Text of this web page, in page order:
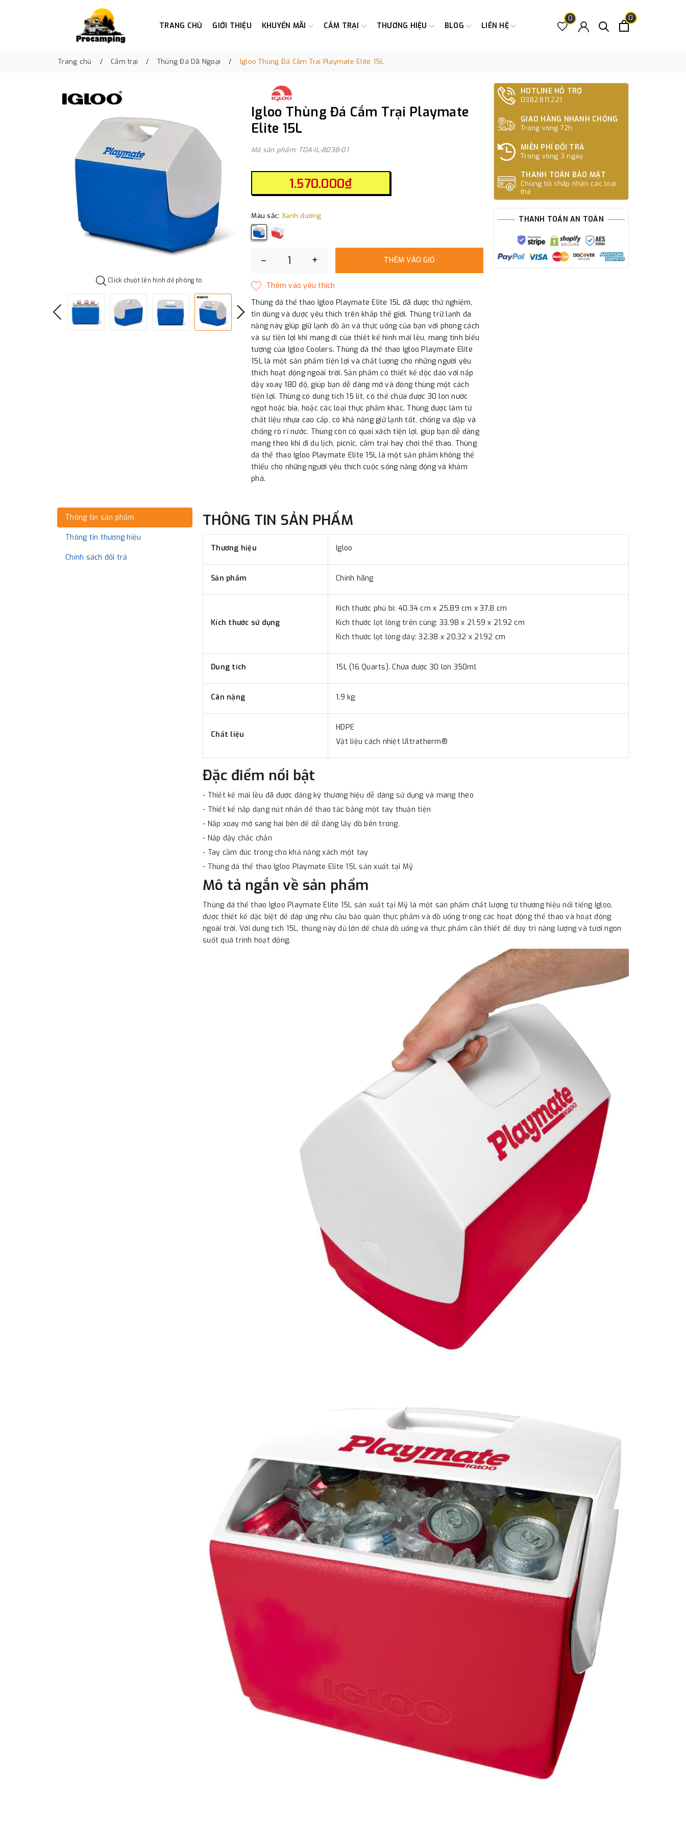
TRANG CHỦ GIỚI THIỆU KHUYẾN MÃI CẮM TRẠI THƯƠNG HIỆU BLOG LIÊN HỆ
0 0
Trang chủ Cắm trại Thùng Đá Dã Ngoại Igloo Thùng Đá Cắm Trại Playmate Elite 15L
Click chuột lên hình để phóng to
Igloo Thùng Đá Cắm Trại Playmate
Elite 15L
Mã sản phẩm: TDA-IL-8038-01
1.570.000₫
Màu sắc: Xanh dương
– + THÊM VÀO GIỎ
Thùng đá thể thao Igloo Playmate Elite 15L đã được thử nghiệm,
tin dùng và được yêu thích trên khắp thế giới. Thùng trữ lạnh đa
năng này giúp giữ lạnh đồ ăn và thức uống của bạn với phong cách
và sự tiện lợi khi mang đi của thiết kế hình mái lều, mang tính biểu
tượng của Igloo Coolers. Thùng đá thể thao Igloo Playmate Elite
15L là một sản phẩm tiện lợi và chất lượng cho những người yêu
thích hoạt động ngoài trời. Sản phẩm có thiết kế độc đáo với nắp
đậy xoay 180 độ, giúp bạn dễ dàng mở và đóng thùng một cách
tiện lợi. Thùng có dung tích 15 lít, có thể chứa được 30 lon nước
ngọt hoặc bia, hoặc các loại thực phẩm khác. Thùng được làm từ
chất liệu nhựa cao cấp, có khả năng giữ lạnh tốt, chống va đập và
chống rò rỉ nước. Thùng còn có quai xách tiện lợi, giúp bạn dễ dàng
mang theo khi đi du lịch, picnic, cắm trại hay chơi thể thao. Thùng
đá thể thao Igloo Playmate Elite 15L là một sản phẩm không thể
thiếu cho những người yêu thích cuộc sống năng động và khám
phá.
HOTLINE HỖ TRỢ
0382.811.221
GIAO HÀNG NHANH CHÓNG
Trong vòng 72h
MIỄN PHÍ ĐỔI TRẢ
Trong vòng 3 ngày
THANH TOÁN BẢO MẬT
Chúng tôi chấp nhận các loại
thẻ
THANH TOÁN AN TOÀN
Thông tin sản phẩm
Thông tin thương hiệu
Chính sách đổi trả
THÔNG TIN SẢN PHẨM
Thương hiệu Igloo
Sản phẩm Chính hãng
Kích thước sử dụng
Kích thước phủ bì: 40.34 cm x 25.89 cm x 37.8 cm
Kích thước lọt lòng trên cùng: 33.98 x 21.59 x 21.92 cm
Kích thước lọt lòng đáy: 32.38 x 20.32 x 21.92 cm
Dung tích 15L (16 Quarts). Chứa được 30 lon 350ml
Cân nặng 1.9 kg
Chất liệu
HDPE
Vật liệu cách nhiệt Ultratherm®
Đặc điểm nổi bật
- Thiết kế mái lều đã được đăng ký thương hiệu dễ dàng sử dụng và mang theo
- Thiết kế nắp dạng nút nhấn để thao tác bằng một tay thuận tiện
- Nắp xoay mở sang hai bên để dễ dàng lấy đồ bên trong.
- Nắp đậy chắc chắn
- Tay cầm đúc trong cho khả năng xách một tay
- Thùng đá thể thao Igloo Playmate Elite 15L sản xuất tại Mỹ
Mô tả ngắn về sản phẩm
Thùng đá thể thao Igloo Playmate Elite 15L sản xuất tại Mỹ là một sản phẩm chất lượng từ thương hiệu nổi tiếng Igloo,
được thiết kế đặc biệt để đáp ứng nhu cầu bảo quản thực phẩm và đồ uống trong các hoạt động thể thao và hoạt động
ngoài trời. Với dung tích 15L, thùng này đủ lớn để chứa đồ uống và thực phẩm cần thiết để duy trì năng lượng và tươi ngon
suốt quá trình hoạt động.